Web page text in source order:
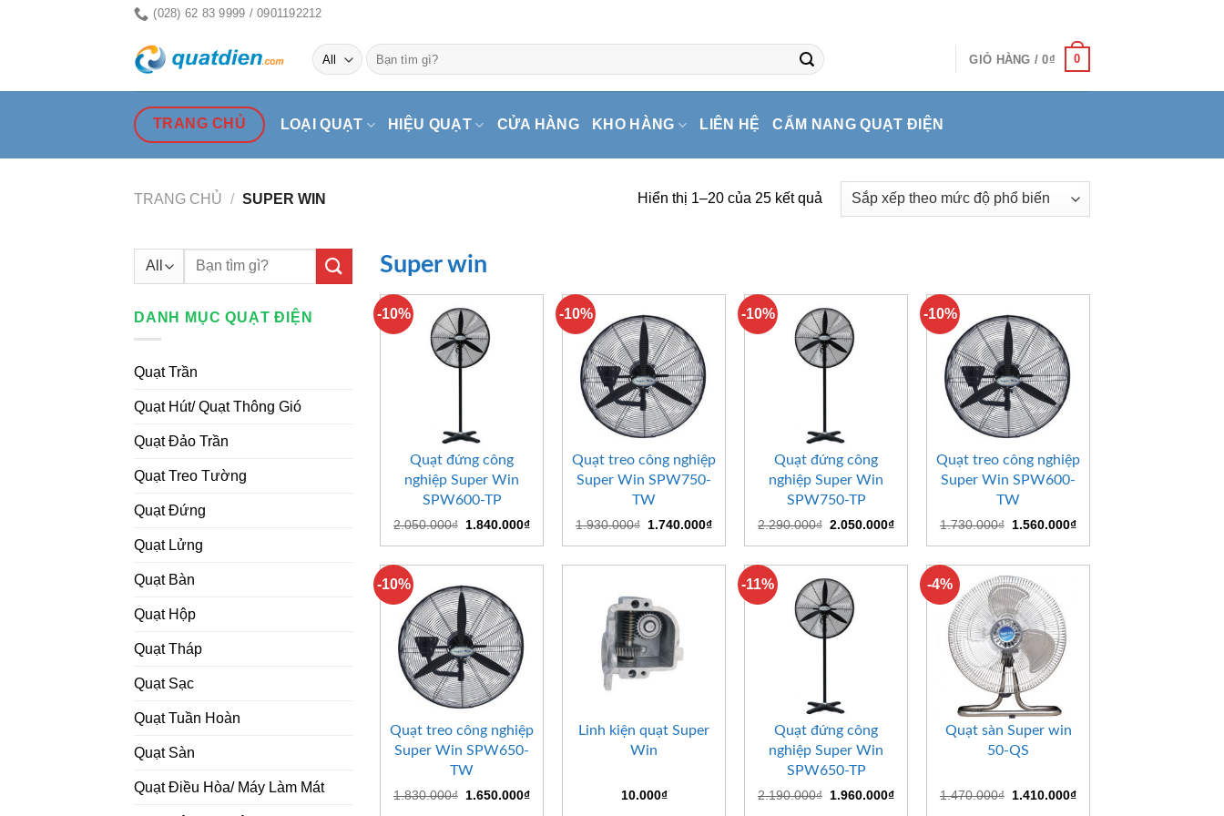
(028) 62 83 9999 / 0901192212
Tìm
kiếm:
GIỎ HÀNG /0₫ 0
TRANG CHỦ LOẠI QUẠT HIỆU QUẠT CỬA HÀNG KHO HÀNG LIÊN HỆ CẨM NANG QUẠT ĐIỆN
TRANG CHỦ / SUPER WIN Hiển thị 1–20 của 25 kết quả
Tìm
DANH MỤC QUẠT ĐIỆN
Quạt Trần
Quạt Hút/ Quạt Thông Gió
Quạt Đảo Trần
Quạt Treo Tường
Quạt Đứng
Quạt Lửng
Quạt Bàn
Quạt Hộp
Quạt Tháp
Quạt Sạc
Quạt Tuần Hoàn
Quạt Sàn
Quạt Điều Hòa/ Máy Làm Mát
Super win
-10%
Quạt đứng công
nghiệp Super Win
SPW600-TP
2.050.000₫ Giá
là:
2.050.000₫.
1.840.000₫Giá
tại
là:
-10%
Quạt treo công nghiệp
Super Win SPW750-
TW
1.930.000₫ Giá
là:
1.930.000₫.
1.740.000₫Giá
tại
là:
1.740.000₫.
-10%
Quạt đứng công
nghiệp Super Win
SPW750-TP
2.290.000₫ Giá
là:
2.290.000₫.
2.050.000₫Giá
tại
là:
2.050.000₫.
-10%
Quạt treo công nghiệp
Super Win SPW600-
TW
1.730.000₫ Giá
là:
1.730.000₫.
1.560.000₫Giá
tại
là:
-10%
Quạt treo công nghiệp
Super Win SPW650-
TW
1.830.000₫ Giá
1.650.000₫Giá
Linh kiện quạt Super
Win
10.000₫
-11%
Quạt đứng công
nghiệp Super Win
SPW650-TP
2.190.000₫ Giá
1.960.000₫Giá
-4%
Quạt sàn Super win
50-QS
1.470.000₫ Giá
1.410.000₫Giá